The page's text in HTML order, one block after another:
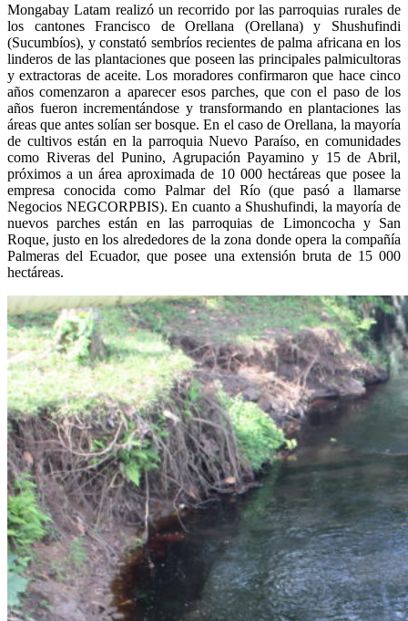
Mongabay Latam realizó un recorrido por las parroquias rurales de
los cantones Francisco de Orellana (Orellana) y Shushufindi
(Sucumbíos), y constató sembríos recientes de palma africana en los
linderos de las plantaciones que poseen las principales palmicultoras
y extractoras de aceite. Los moradores confirmaron que hace cinco
años comenzaron a aparecer esos parches, que con el paso de los
años fueron incrementándose y transformando en plantaciones las
áreas que antes solían ser bosque. En el caso de Orellana, la mayoría
de cultivos están en la parroquia Nuevo Paraíso, en comunidades
como Riveras del Punino, Agrupación Payamino y 15 de Abril,
próximos a un área aproximada de 10 000 hectáreas que posee la
empresa conocida como Palmar del Río (que pasó a llamarse
Negocios NEGCORPBIS). En cuanto a Shushufindi, la mayoría de
nuevos parches están en las parroquias de Limoncocha y San
Roque, justo en los alrededores de la zona donde opera la compañía
Palmeras del Ecuador, que posee una extensión bruta de 15 000
hectáreas.